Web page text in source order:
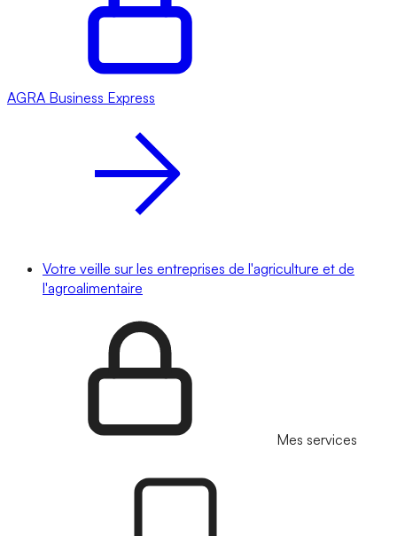
AGRA Business Express
Votre veille sur les entreprises de l'agriculture et de
l'agroalimentaire
Mes services